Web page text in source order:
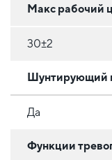
Макс рабочий
30±2
Шунтирующий
Да
Функции